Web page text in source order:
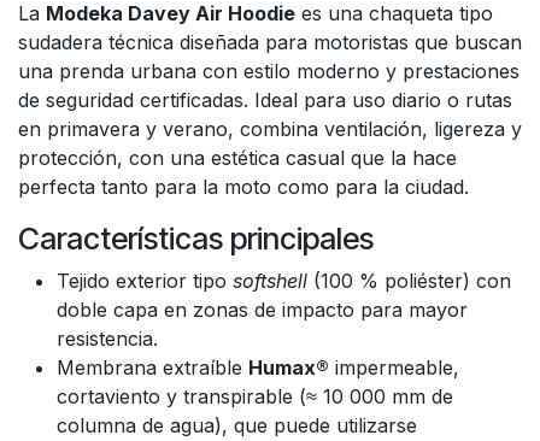
La Modeka Davey Air Hoodie es una chaqueta tipo
sudadera técnica diseñada para motoristas que buscan
una prenda urbana con estilo moderno y prestaciones
de seguridad certificadas. Ideal para uso diario o rutas
en primavera y verano, combina ventilación, ligereza y
protección, con una estética casual que la hace
perfecta tanto para la moto como para la ciudad.
Características principales
Tejido exterior tipo softshell (100 % poliéster) con
doble capa en zonas de impacto para mayor
resistencia.
Membrana extraíble Humax® impermeable,
cortaviento y transpirable (≈ 10 000 mm de
columna de agua), que puede utilizarse